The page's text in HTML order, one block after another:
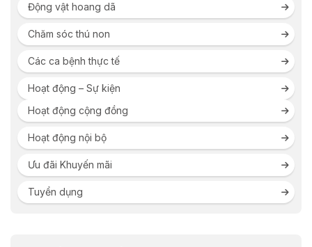
Động vật hoang dã
Chăm sóc thú non
Các ca bệnh thực tế
Hoạt động – Sự kiện
Hoạt động cộng đồng
Hoạt động nội bộ
Ưu đãi Khuyến mãi
Tuyển dụng